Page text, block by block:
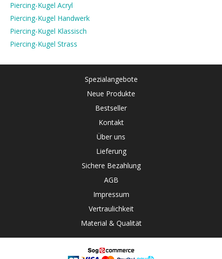
Piercing-Kugel Acryl
Piercing-Kugel Handwerk
Piercing-Kugel Klassisch
Piercing-Kugel Strass
Spezialangebote
Neue Produkte
Bestseller
Kontakt
Über uns
Lieferung
Sichere Bezahlung
AGB
Impressum
Vertraulichkeit
Material & Qualität